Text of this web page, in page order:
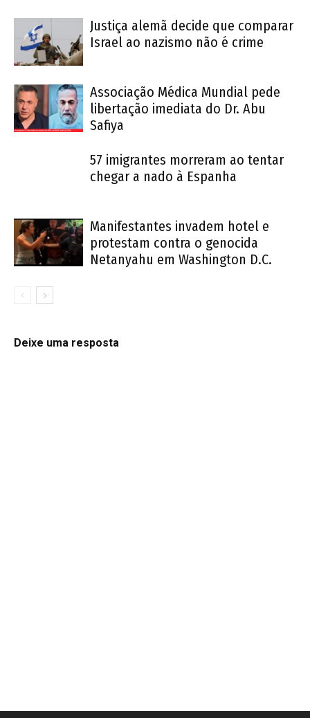
Justiça alemã decide que comparar
Israel ao nazismo não é crime
Associação Médica Mundial pede
libertação imediata do Dr. Abu
Safiya
57 imigrantes morreram ao tentar
chegar a nado à Espanha
Manifestantes invadem hotel e
protestam contra o genocida
Netanyahu em Washington D.C.
Deixe uma resposta